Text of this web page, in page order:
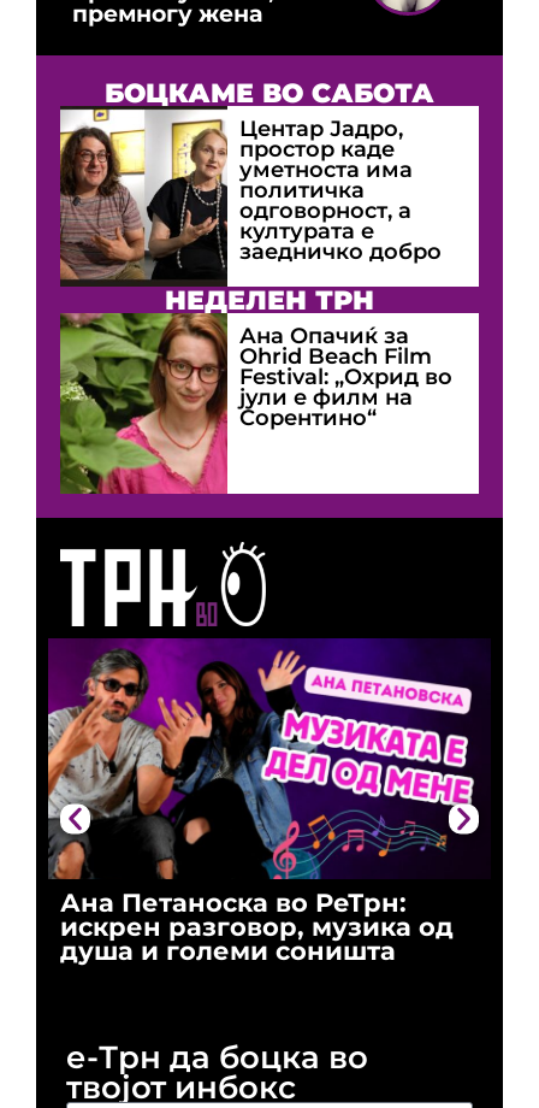
Ана Петаноска во РеТрн:
искрен разговор, музика од
душа и големи соништа
премногу жена
БОЦКАМЕ ВО САБОТА
Центар Јадро,
простор каде
уметноста има
политичка
одговорност, а
културата е
заедничко добро
НЕДЕЛЕН ТРН
Ана Опачиќ за
Оhrid Beach Film
Festival: „Охрид во
јули е филм на
Сорентино“
е-Трн да боцка во
твојот инбокс